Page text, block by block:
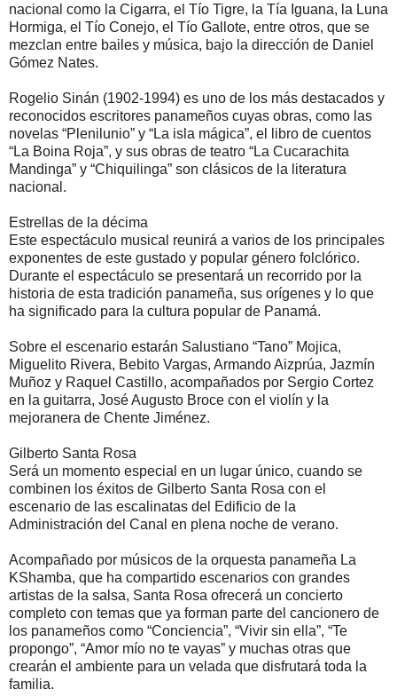
nacional como la Cigarra, el Tío Tigre, la Tía Iguana, la Luna
Hormiga, el Tío Conejo, el Tío Gallote, entre otros, que se
mezclan entre bailes y música, bajo la dirección de Daniel
Gómez Nates.
Rogelio Sinán (1902-1994) es uno de los más destacados y
reconocidos escritores panameños cuyas obras, como las
novelas “Plenilunio” y “La isla mágica”, el libro de cuentos
“La Boina Roja”, y sus obras de teatro “La Cucarachita
Mandinga” y “Chiquilinga” son clásicos de la literatura
nacional.
Estrellas de la décima
Este espectáculo musical reunirá a varios de los principales
exponentes de este gustado y popular género folclórico.
Durante el espectáculo se presentará un recorrido por la
historia de esta tradición panameña, sus orígenes y lo que
ha significado para la cultura popular de Panamá.
Sobre el escenario estarán Salustiano “Tano” Mojica,
Miguelito Rivera, Bebito Vargas, Armando Aizprúa, Jazmín
Muñoz y Raquel Castillo, acompañados por Sergio Cortez
en la guitarra, José Augusto Broce con el violín y la
mejoranera de Chente Jiménez.
Gilberto Santa Rosa
Será un momento especial en un lugar único, cuando se
combinen los éxitos de Gilberto Santa Rosa con el
escenario de las escalinatas del Edificio de la
Administración del Canal en plena noche de verano.
Acompañado por músicos de la orquesta panameña La
KShamba, que ha compartido escenarios con grandes
artistas de la salsa, Santa Rosa ofrecerá un concierto
completo con temas que ya forman parte del cancionero de
los panameños como “Conciencia”, “Vivir sin ella”, “Te
propongo”, “Amor mío no te vayas” y muchas otras que
crearán el ambiente para un velada que disfrutará toda la
familia.